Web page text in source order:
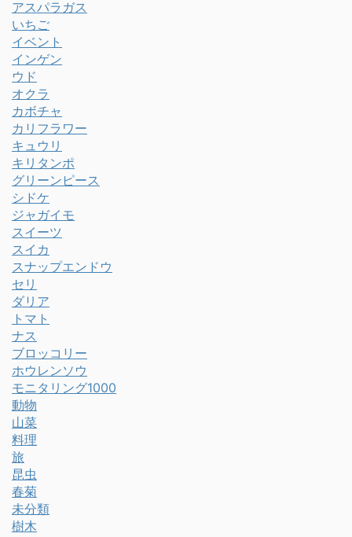
アスパラガス
いちご
イベント
インゲン
ウド
オクラ
カボチャ
カリフラワー
キュウリ
キリタンポ
グリーンピース
シドケ
ジャガイモ
スイーツ
スイカ
スナップエンドウ
セリ
ダリア
トマト
ナス
ブロッコリー
ホウレンソウ
モニタリング1000
動物
山菜
料理
旅
昆虫
春菊
未分類
樹木